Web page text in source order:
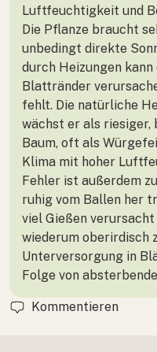
Luftfeuchtigkeit und
Die Pflanze braucht
unbedingt direkte
durch Heizungen
Blattränder
fehlt. Die natürliche
wächst er als riesiger,
Baum, oft als
Klima mit hoher
Fehler ist außerdem
ruhig vom Ballen her
viel Gießen
wiederum oberirdisch
Unterversorgung in
Folge von
Kommentieren